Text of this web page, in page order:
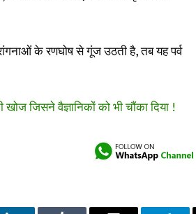
के रणघोष से गूंज उठती है, तब यह पर्व
जिसने वैज्ञानिकों को भी चौंका दिया !